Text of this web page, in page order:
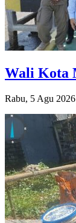
Wali Kota
Rabu, 5 Agu